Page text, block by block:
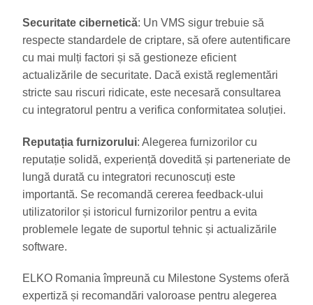
Securitate cibernetică: Un VMS sigur trebuie să
respecte standardele de criptare, să ofere autentificare
cu mai mulți factori și să gestioneze eficient
actualizările de securitate. Dacă există reglementări
stricte sau riscuri ridicate, este necesară consultarea
cu integratorul pentru a verifica conformitatea soluției.
Reputația furnizorului: Alegerea furnizorilor cu
reputație solidă, experiență dovedită și parteneriate de
lungă durată cu integratori recunoscuți este
importantă. Se recomandă cererea feedback-ului
utilizatorilor și istoricul furnizorilor pentru a evita
problemele legate de suportul tehnic și actualizările
software.
ELKO Romania împreună cu Milestone Systems oferă
expertiză și recomandări valoroase pentru alegerea